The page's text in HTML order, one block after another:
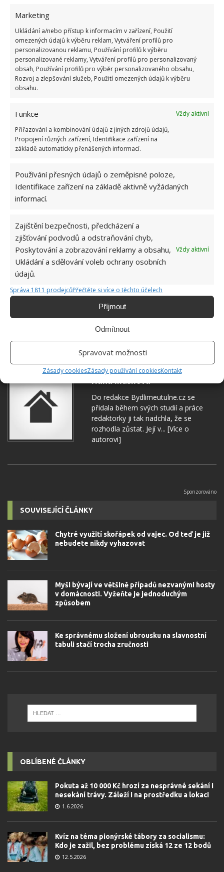
Marketing
Ukládání a/nebo přístup k informacím v zařízení, Použití
omezených údajů k výběru reklam, Vytváření profilů pro
personalizovanou reklamu, Používání profilů k výběru
personalizované reklamy, Vytváření profilů pro personalizovaný
obsah, Používání profilů pro výběr personalizovaného obsahu,
Rozvoj a zlepšování služeb, Použití omezených údajů k výběru
obsahu.
Funkce
Vždy aktivní
Přiřazování a kombinování údajů z jiných zdrojů údajů,
Propojení různých zařízení, Identifikace zařízení na
základě automaticky přenášených informací.
Používání přesných údajů o zeměpisné poloze,
Identifikace zařízení na základě aktivně vyžádaných
informací.
Zajištění bezpečnosti, předcházení a
zjišťování podvodů a odstraňování chyb,
Poskytování a zobrazování reklamy a obsahu,
Ukládání a sdělování voleb ochrany osobních
údajů.
Vždy aktivní
Správa 1811 prodejcůPřečtěte si více o těchto účelech
Příjmout
Odmítnout
Spravovat možnosti
Zásady cookiesZásady používání cookiesKontakt
Podařilo se vám nevítané hosty vypudit? Aby byl
tento efekt dlouhodobý, můžete využívat éterické
mátové oleje pravidelně. Pokud však máta nevoní
ani vám, postačí, když jednotlivé otvory či další
místa, v rámci nichž by mohly myši nalézt své
útočiště, obsypete jedlou sodou. Výhodou tohoto
multifunkčnost je mimo jiné i to, že nemá žádné
DOMÁCNOST MYŠ
Hana Musilová
Do redakce Bydlimeutulne.cz se
přidala během svých studií a práce
redaktorky ji tak nadchla, že se
rozhodla zůstat. Její v... [Více o
autorovi]
SOUVISEJÍCÍ ČLÁNKY
Chytré využití skořápek od vajec. Od teď je již
nebudete nikdy vyhazovat
Myši bývají ve většině případů nezvanými hosty
v domácnosti. Vyžeňte je jednoduchým
způsobem
Ke správnému složení ubrousku na slavnostní
tabuli stačí trocha zručnosti
OBLÍBENÉ ČLÁNKY
Pokuta až 10 000 Kč hrozí za nesprávné sekání i
nesekání trávy. Záleží i na prostředku a lokaci
1.6.2026
Kvíz na téma pionýrské tábory za socialismu:
Kdo je zažil, bez problému získá 12 ze 12 bodů
12.5.2026